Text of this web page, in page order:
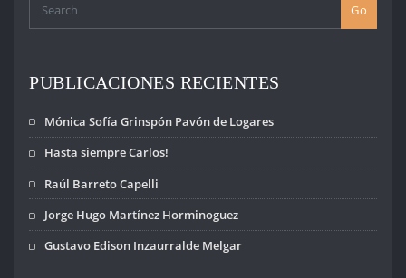
durante las
América, por el
Apelación de
Roma. Es una…
Go
PUBLICACIONES RECIENTES
Mónica Sofía Grinspón Pavón de Logares
Hasta siempre Carlos!
Raúl Barreto Capelli
Jorge Hugo Martínez Horminoguez
Gustavo Edison Inzaurralde Melgar